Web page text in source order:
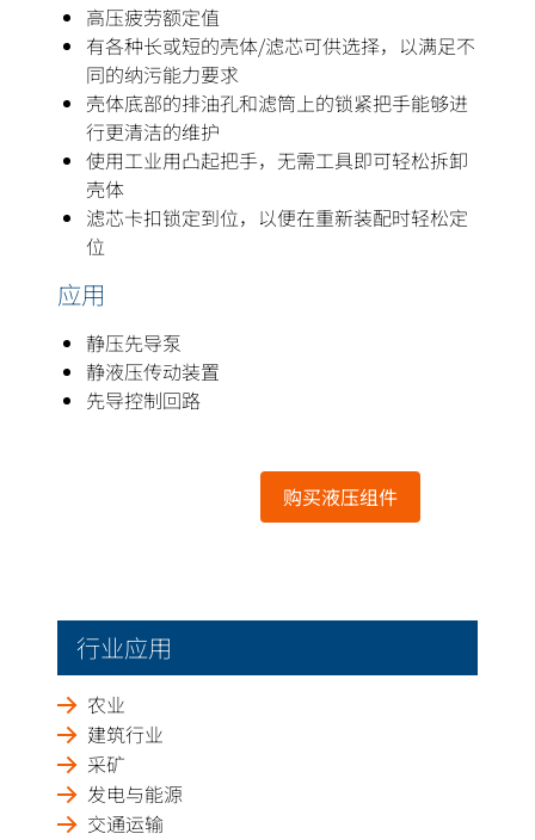
高压疲劳额定值
有各种长或短的壳体/滤芯可供选择，以满足不
同的纳污能力要求
壳体底部的排油孔和滤筒上的锁紧把手能够进
行更清洁的维护
使用工业用凸起把手，无需工具即可轻松拆卸
壳体
滤芯卡扣锁定到位，以便在重新装配时轻松定
位
应用
静压先导泵
静液压传动装置
先导控制回路
购买液压组件
行业应用
农业
建筑行业
采矿
发电与能源
交通运输